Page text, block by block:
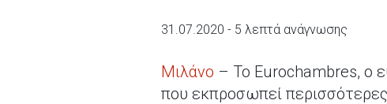
31.07.2020 - 5 λεπτά ανάγνωσης
Μιλάνο – Το Eurochambres, ο
που εκπροσωπεί